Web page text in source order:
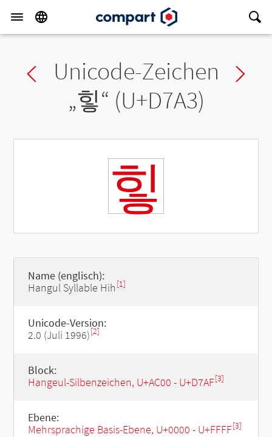
Previous char
Unicode-Zeichen
„힣“ (U+D7A3)
힣
Name (englisch):
Hangul Syllable Hih [1]
Unicode-Version:
2.0 (Juli 1996)[2]
Block:
Hangeul-Silbenzeichen, U+AC00 - U+D7AF[3]
Ebene:
Mehrsprachige Basis-Ebene, U+0000 - U+FFFF[3]